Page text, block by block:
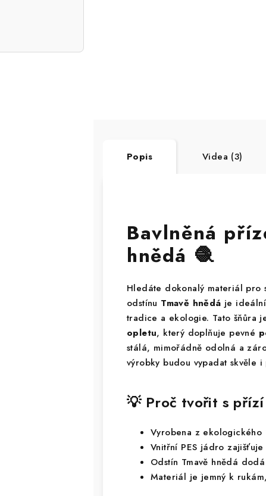
Popis Videa (3)
Bavlněná
hnědá 🧶
Hledáte dokonalý materiál pro
odstínu Tmavě hnědá je
tradice a ekologie. Tato šňůra
opletu, který doplňuje pevné
stálá, mimořádně odolná a
výrobky budou vypadat skvěle i
💡 Proč tvořit s
Vyrobena z ekologického
Vnitřní PES jádro
Odstín Tmavě hnědá
Materiál je jemný k